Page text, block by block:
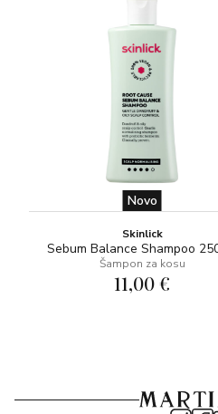
Upotreba: Idealne su za
dodatak za brzo stiliziranje –
punđe i drugih frizura
Više informacija: Izrađene su
prihvatljive / veganske
od recikliranih plastičnih boca
završile u oceanima.
Novo
Skinlick
Sebum Balance Shampoo
Šampon za kosu
11,00 €